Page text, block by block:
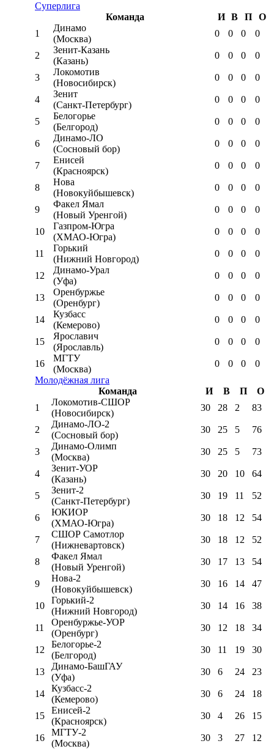
Суперлига
Команда
И В П
О
1
Динамо
(Москва)
0 0 0 0
2
Зенит-Казань
(Казань)
0 0 0 0
3
Локомотив
(Новосибирск)
0 0 0 0
4
Зенит
(Санкт-Петербург)
0 0 0 0
5
Белогорье
(Белгород)
0 0 0 0
6
Динамо-ЛО
(Сосновый бор)
0 0 0 0
7
Енисей
(Красноярск)
0 0 0 0
8
Нова
(Новокуйбышевск)
0 0 0 0
9
Факел Ямал
(Новый Уренгой)
0 0 0 0
10
Газпром-Югра
(ХМАО-Югра)
0 0 0 0
11
Горький
(Нижний Новгород)
0 0 0 0
12
Динамо-Урал
(Уфа)
0 0 0 0
13
Оренбуржье
(Оренбург)
0 0 0 0
14
Кузбасс
(Кемерово)
0 0 0 0
15
Ярославич
(Ярославль)
0 0 0 0
16
МГТУ
(Москва)
0 0 0
0
Молодёжная лига
Команда
И В П
О
1
Локомотив-CШОР
(Новосибирск)
30 28 2 83
2
Динамо-ЛО-2
(Сосновый бор)
30 25 5 76
3
Динамо-Олимп
(Москва)
30 25 5 73
4
Зенит-УОР
(Казань)
30 20 10 64
5
Зенит-2
(Санкт-Петербург)
30 19 11 52
6
ЮКИОР
(ХМАО-Югра)
30 18 12 54
7
СШОР Самотлор
(Нижневартовск)
30 18 12 52
8
Факел Ямал
(Новый Уренгой)
30 17 13 54
9
Нова-2
(Новокуйбышевск)
30 16 14 47
10
Горький-2
(Нижний Новгород)
30 14 16 38
11
Оренбуржье-УОР
(Оренбург)
30 12 18 34
12
Белогорье-2
(Белгород)
30 11 19 30
13
Динамо-БашГАУ
(Уфа)
30 6 24 23
14
Кузбасс-2
(Кемерово)
30 6 24 18
15
Енисей-2
(Красноярск)
30 4 26 15
16
МГТУ-2
(Москва)
30 3 27 12